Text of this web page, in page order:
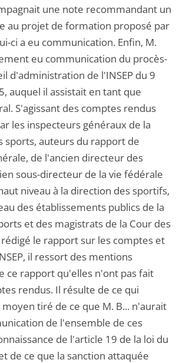
une note recommandant un
au projet de formation proposé par
ci a eu communication. Enfin, M.
eu communication du procès-
d'administration de l'INSEP du 9
auquel il assistait en tant que
S'agissant des comptes rendus
les inspecteurs généraux de la
sports, auteurs du rapport de
de l'ancien directeur des
sous-directeur de la vie fédérale
niveau à la direction des sportifs,
des établissements publics de la
et des magistrats de la Cour des
le rapport sur les comptes et
il ressort des mentions
ce rapport qu'elles n'ont pas fait
rendus. Il résulte de ce qui
tiré de ce que M. B... n'aurait
de l'ensemble de ces
de l'article 19 de la loi du
de ce que la sanction attaquée